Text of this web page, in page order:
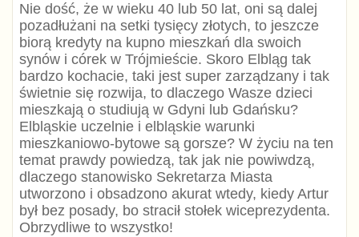
Nie dość, że w wieku 40 lub 50 lat, oni są dalej
pozadłużani na setki tysięcy złotych, to jeszcze
biorą kredyty na kupno mieszkań dla swoich
synów i córek w Trójmieście. Skoro Elbląg tak
bardzo kochacie, taki jest super zarządzany i tak
świetnie się rozwija, to dlaczego Wasze dzieci
mieszkają o studiują w Gdyni lub Gdańsku?
Elbląskie uczelnie i elbląskie warunki
mieszkaniowo-bytowe są gorsze? W życiu na ten
temat prawdy powiedzą, tak jak nie powiwdzą,
dlaczego stanowisko Sekretarza Miasta
utworzono i obsadzono akurat wtedy, kiedy Artur
był bez posady, bo stracił stołek wiceprezydenta.
Obrzydliwe to wszystko!